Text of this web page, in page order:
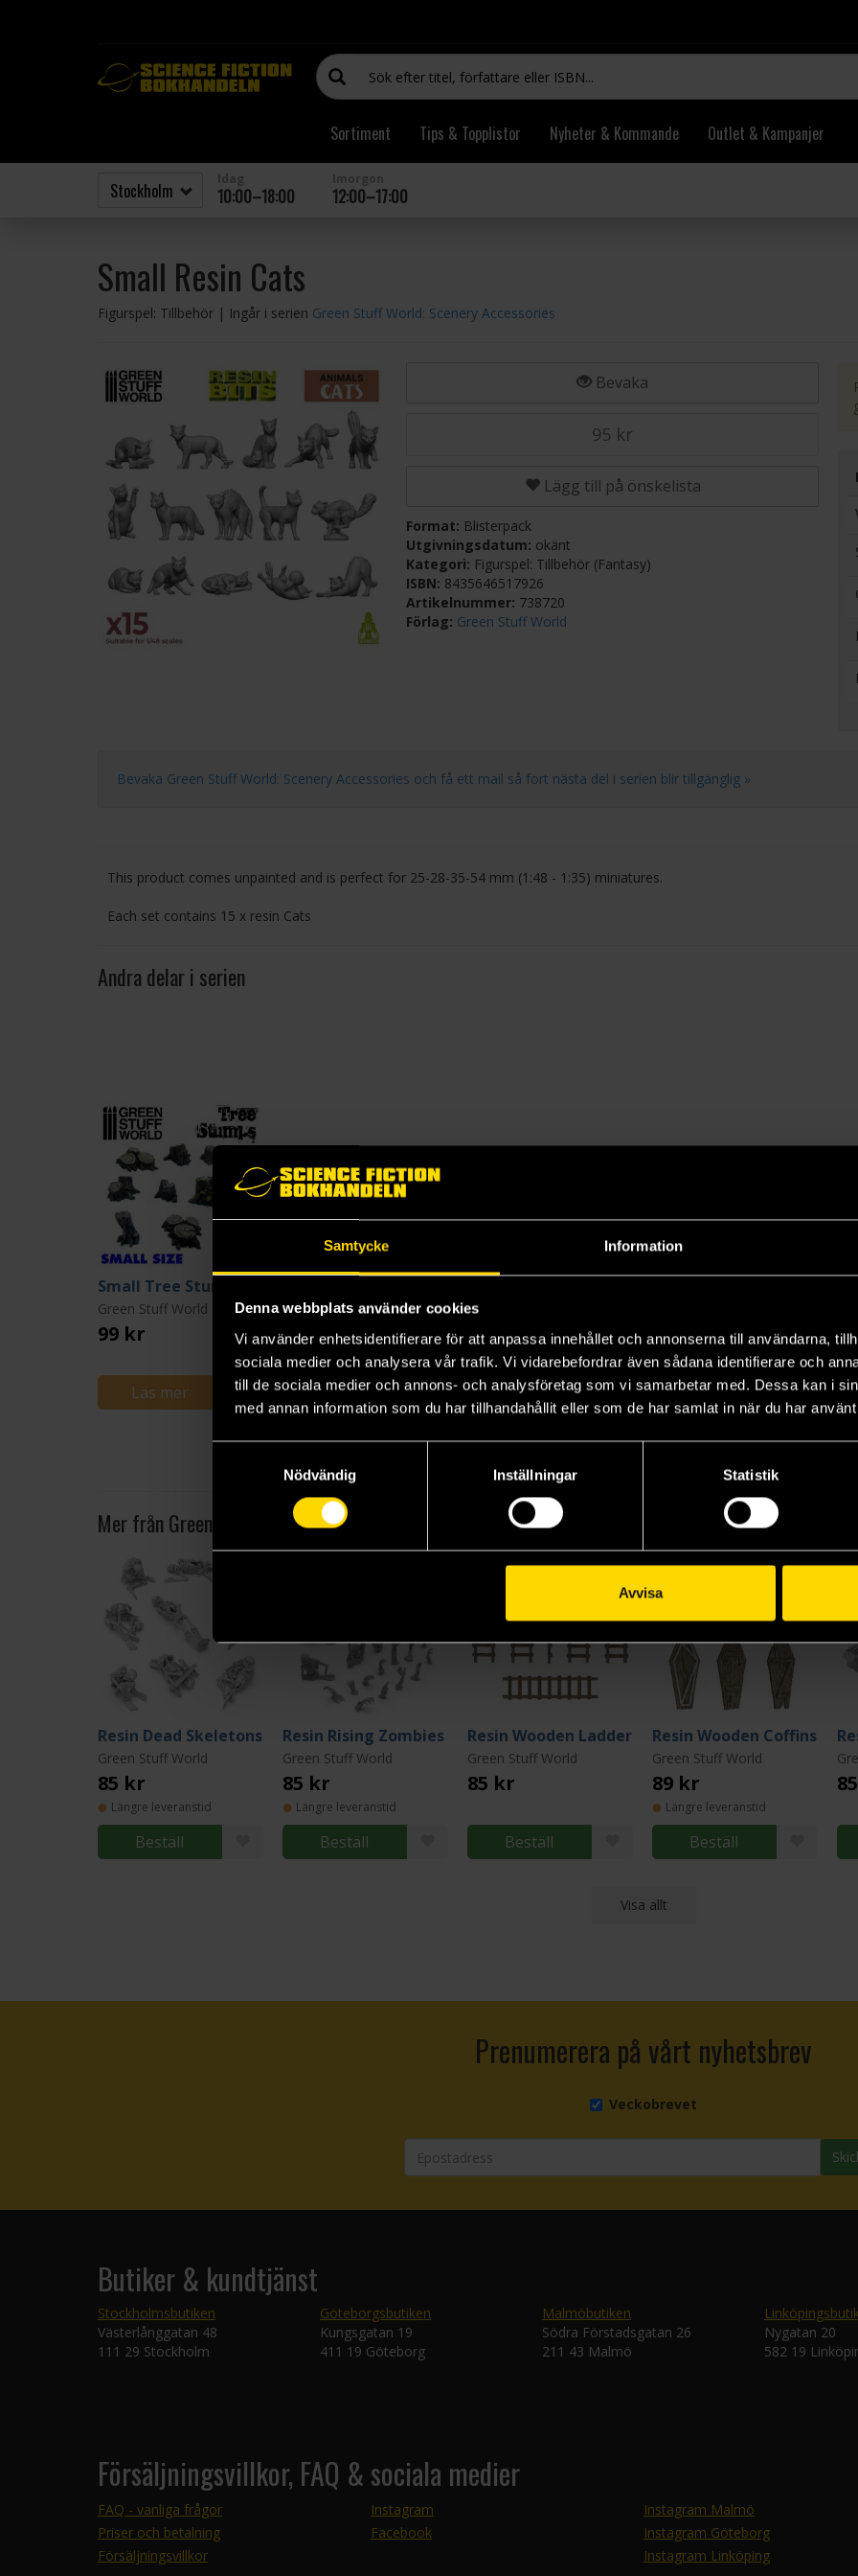
Samtycke Information
Denna webbplats använder cookies
Vi använder enhetsidentifierare för att anpassa innehållet och annonserna till användarna,
sociala medier och analysera vår trafik. Vi vidarebefordrar även sådana identifierare och
till de sociala medier och annons- och analysföretag som vi samarbetar med. Dessa kan i
med annan information som du har tillhandahållit eller som de har samlat in när du har
Nödvändig
Inställningar Statistik
Avvisa
Sortiment Tips & Topplistor Nyheter & Kommande Outlet & Kampanjer
10:00–18:00 12:00–17:00
Small Resin Cats
Figurspel: Tillbehör | Ingår i serien Green Stuff World: Scenery Accessories
Bevaka
95 kr
Lägg till på önskelista
Format: Blisterpack
Utgivningsdatum: okänt
Kategori: Figurspel: Tillbehör (Fantasy)
ISBN: 8435646517926
Artikelnummer: 738720
Förlag: Green Stuff World
Bevaka Green Stuff World: Scenery Accessories och få ett mail så fort nästa del i serien blir tillgänglig »
This product comes unpainted and is perfect for 25-28-35-54 mm (1:48 - 1:35) miniatures.
Each set contains 15 x resin Cats
Andra delar i serien
Small Tree Stumps
Green Stuff World
99 kr
Läs mer
Mer från Green Stuff World
Resin Dead Skeletons
Green Stuff World
85 kr
Längre leveranstid
Beställ
Resin Rising Zombies
Green Stuff World
85 kr
Längre leveranstid
Beställ
Resin Wooden Ladder
Green Stuff World
85 kr
Beställ
Resin Wooden Coffins
Green Stuff World
89 kr
Längre leveranstid
Beställ
Visa allt
Prenumerera på vårt nyhetsbrev
Veckobrevet
Butiker & kundtjänst
Stockholmsbutiken
Västerlånggatan 48
111 29 Stockholm
Göteborgsbutiken
Kungsgatan 19
411 19 Göteborg
Malmöbutiken
Södra Förstadsgatan 26
211 43 Malmö
Nygatan 20
582 19
Försäljningsvillkor, FAQ & sociala medier
FAQ - vanliga frågor
Priser och betalning
Försäljningsvillkor
Instagram
Facebook
Instagram Malmö
Instagram Göteborg
Instagram Linköping